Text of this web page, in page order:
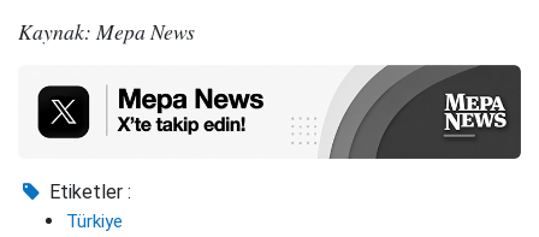
Kaynak: Mepa News
Etiketler :
Türkiye